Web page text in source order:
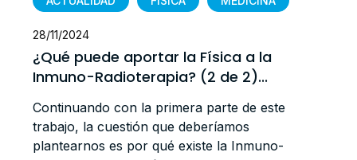
28/11/2024
¿Qué puede aportar la Física a la
Inmuno-Radioterapia? (2 de 2)...
Continuando con la primera parte de este
trabajo, la cuestión que deberíamos
plantearnos es por qué existe la Inmuno-